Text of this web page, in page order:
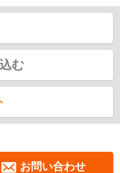
む
お問い合わせ